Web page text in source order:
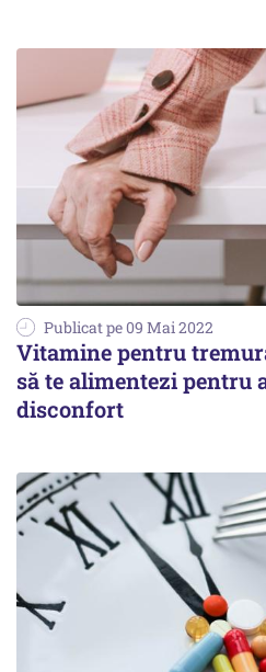
Publicat pe 09 Mai 2022
Vitamine pentru
să te alimentezi pentru
disconfort